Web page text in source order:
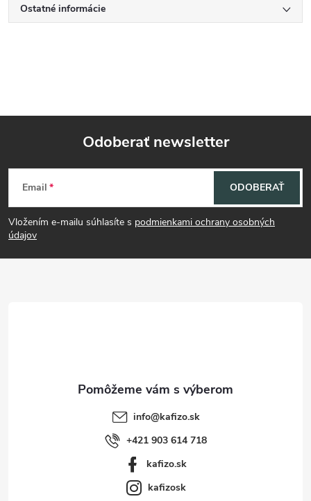
Ostatné informácie
Z
á
p
Odoberať newsletter
Email
Vložením e-mailu súhlasíte s podmienkami ochrany osobných
údajov
ODOBERAŤ
info@kafizo.sk
+421 903 614 718
kafizo.sk
kafizosk